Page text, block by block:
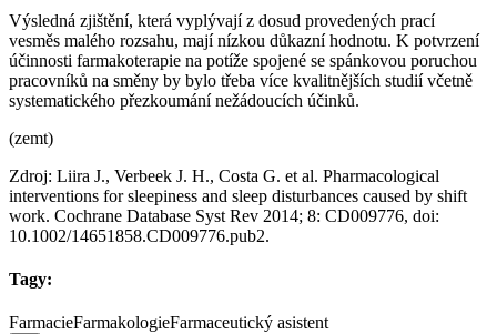
Výsledná zjištění, která vyplývají z dosud provedených prací
vesměs malého rozsahu, mají nízkou důkazní hodnotu. K potvrzení
účinnosti farmakoterapie na potíže spojené se spánkovou poruchou
pracovníků na směny by bylo třeba více kvalitnějších studií včetně
systematického přezkoumání nežádoucích účinků.
(zemt)
Zdroj: Liira J., Verbeek J. H., Costa G. et al. Pharmacological
interventions for sleepiness and sleep disturbances caused by shift
work. Cochrane Database Syst Rev 2014; 8: CD009776, doi:
10.1002/14651858.CD009776.pub2.
Tagy:
FarmacieFarmakologieFarmaceutický asistent